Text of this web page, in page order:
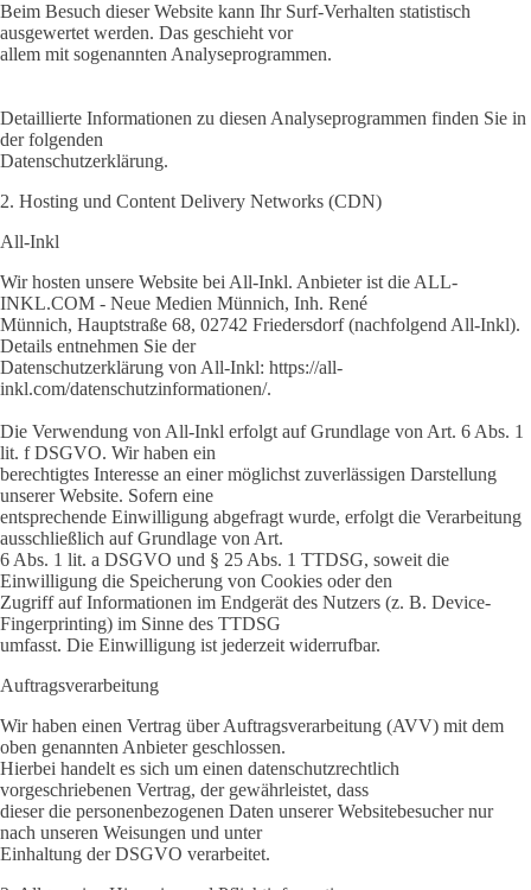
Beim Besuch dieser Website kann Ihr Surf-Verhalten statistisch
ausgewertet werden. Das geschieht vor
allem mit sogenannten Analyseprogrammen.
Detaillierte Informationen zu diesen Analyseprogrammen finden Sie in
der folgenden
Datenschutzerklärung.
2. Hosting und Content Delivery Networks (CDN)
All-Inkl
Wir hosten unsere Website bei All-Inkl. Anbieter ist die ALL-
INKL.COM - Neue Medien Münnich, Inh. René
Münnich, Hauptstraße 68, 02742 Friedersdorf (nachfolgend All-Inkl).
Details entnehmen Sie der
Datenschutzerklärung von All-Inkl: https://all-
inkl.com/datenschutzinformationen/.
Die Verwendung von All-Inkl erfolgt auf Grundlage von Art. 6 Abs. 1
lit. f DSGVO. Wir haben ein
berechtigtes Interesse an einer möglichst zuverlässigen Darstellung
unserer Website. Sofern eine
entsprechende Einwilligung abgefragt wurde, erfolgt die Verarbeitung
ausschließlich auf Grundlage von Art.
6 Abs. 1 lit. a DSGVO und § 25 Abs. 1 TTDSG, soweit die
Einwilligung die Speicherung von Cookies oder den
Zugriff auf Informationen im Endgerät des Nutzers (z. B. Device-
Fingerprinting) im Sinne des TTDSG
umfasst. Die Einwilligung ist jederzeit widerrufbar.
Auftragsverarbeitung
Wir haben einen Vertrag über Auftragsverarbeitung (AVV) mit dem
oben genannten Anbieter geschlossen.
Hierbei handelt es sich um einen datenschutzrechtlich
vorgeschriebenen Vertrag, der gewährleistet, dass
dieser die personenbezogenen Daten unserer Websitebesucher nur
nach unseren Weisungen und unter
Einhaltung der DSGVO verarbeitet.